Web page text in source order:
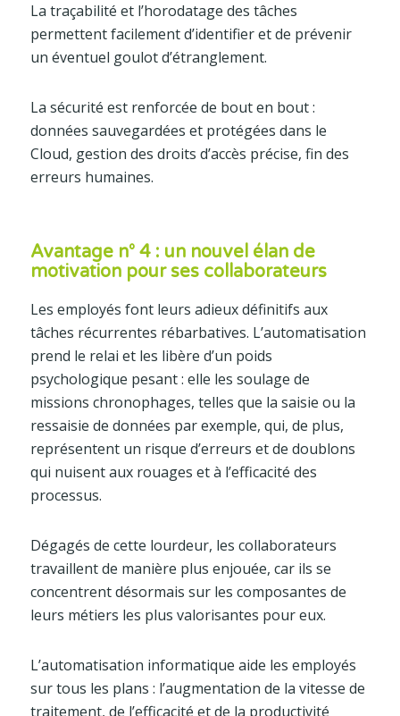
La traçabilité et l’horodatage des tâches
permettent facilement d’identifier et de prévenir
un éventuel goulot d’étranglement.
La sécurité est renforcée de bout en bout :
données sauvegardées et protégées dans le
Cloud, gestion des droits d’accès précise, fin des
erreurs humaines.
Avantage n° 4 : un nouvel élan de
motivation pour ses collaborateurs
Les employés font leurs adieux définitifs aux
tâches récurrentes rébarbatives. L’automatisation
prend le relai et les libère d’un poids
psychologique pesant : elle les soulage de
missions chronophages, telles que la saisie ou la
ressaisie de données par exemple, qui, de plus,
représentent un risque d’erreurs et de doublons
qui nuisent aux rouages et à l’efficacité des
processus.
Dégagés de cette lourdeur, les collaborateurs
travaillent de manière plus enjouée, car ils se
concentrent désormais sur les composantes de
leurs métiers les plus valorisantes pour eux.
L’automatisation informatique aide les employés
sur tous les plans : l’augmentation de la vitesse de
traitement, de l’efficacité et de la productivité